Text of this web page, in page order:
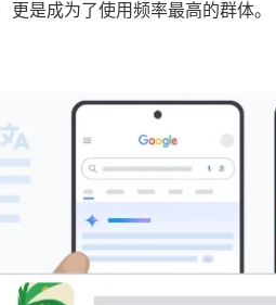
更是成为了使用频率最高的群体。